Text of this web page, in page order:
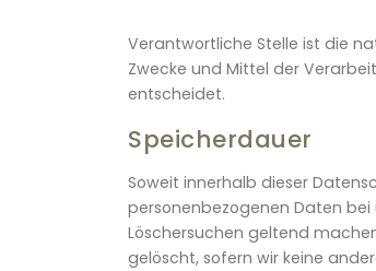
Verantwortliche Stelle ist die
Zwecke und Mittel der
entscheidet.
Speicherdauer
Soweit innerhalb dieser
personenbezogenen Daten
Löschersuchen geltend
gelöscht, sofern wir keine